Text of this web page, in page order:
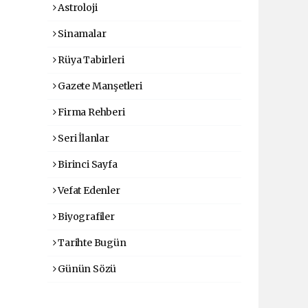
Astroloji
Sinamalar
Rüya Tabirleri
Gazete Manşetleri
Firma Rehberi
Seri İlanlar
Birinci Sayfa
Vefat Edenler
Biyografiler
Tarihte Bugün
Günün Sözü